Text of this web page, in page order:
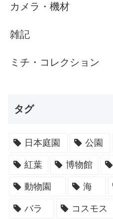
カメラ・機材
雑記
ミチ・コレクション
タグ
日本庭園 公園
紅葉 博物館
動物園 海
バラ コスモス